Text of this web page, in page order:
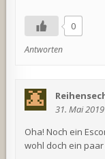
0
Antworten
31. Mai
Oha! Noch ein
wohl doch ein